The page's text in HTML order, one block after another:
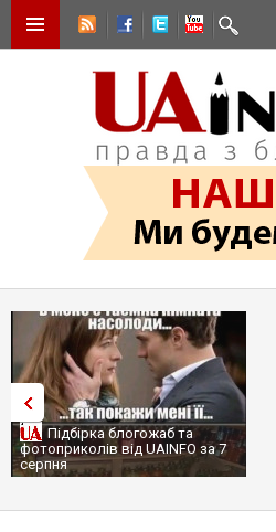
Підбірка блогожаб та
фотоприколів від UAINFO за 7
серпня